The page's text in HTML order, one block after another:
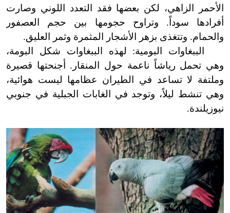
الأحمر الزاهي، لكن بعضها فقد التعدد اللوني وصارت
أفرادها سوداً. وتراوح حجومها بين حجم العصفور
والحمام. وتتغذى بزهر الأشجار المثمرة وثمر العليق.
الببغاوات البومية: لهذه الببغاوات شكل البومة،
وهي تحمل رياشاً ناعمة حول المنقار. أجنحتها قصيرة
وملتفة لا تساعد في الطيران عظامها ليست هوائية،
وهي تنشط ليلاً، وتوجد في الغابات الجبلية في جنوبي
نيوزيلندة.